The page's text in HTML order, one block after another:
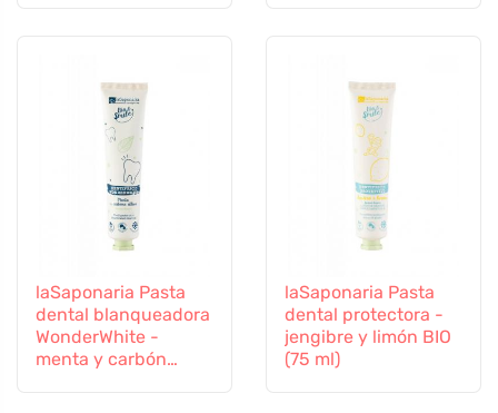
laSaponaria Pasta
dental blanqueadora
WonderWhite -
menta y carbón
laSaponaria Pasta
dental protectora -
jengibre y limón BIO
(75 ml)